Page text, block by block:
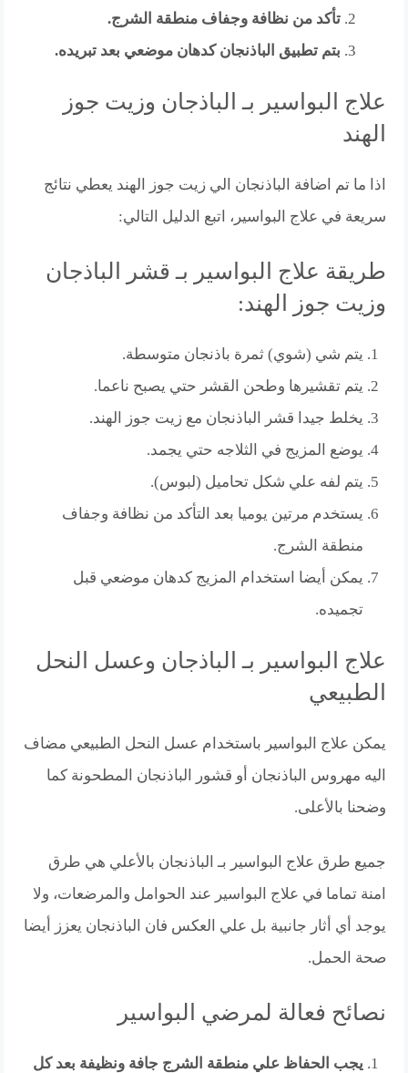
تأكد من نظافة وجفاف منطقة الشرج.
بتم تطبيق الباذنجان كدهان موضعي بعد تبريده.
علاج البواسير بـ الباذجان وزيت جوز
الهند
اذا ما تم اضافة الباذنجان الي زيت جوز الهند يعطي نتائج
سريعة في علاج البواسير، اتبع الدليل التالي:
طريقة علاج البواسير بـ قشر الباذجان
وزيت جوز الهند:
يتم شي (شوي) ثمرة باذنجان متوسطة.
يتم تقشيرها وطحن القشر حتي يصبح ناعما.
يخلط جيدا قشر الباذنجان مع زيت جوز الهند.
يوضع المزيج في الثلاجه حتي يجمد.
يتم لفه علي شكل تحاميل (لبوس).
يستخدم مرتين يوميا بعد التأكد من نظافة وجفاف
منطقة الشرج.
يمكن أيضا استخدام المزيج كدهان موضعي قبل
تجميده.
علاج البواسير بـ الباذجان وعسل النحل
الطبيعي
يمكن علاج البواسير باستخدام عسل النحل الطبيعي مضاف
اليه مهروس الباذنجان أو قشور الباذنجان المطحونة كما
وضحنا بالأعلى.
جميع طرق علاج البواسير بـ الباذنجان بالأعلي هي طرق
امنة تماما في علاج البواسير عند الحوامل والمرضعات، ولا
يوجد أي أثار جانبية بل علي العكس فان الباذنجان يعزز أيضا
صحة الحمل.
نصائح فعالة لمرضي البواسير
يجب الحفاظ علي منطقة الشرج جافة ونظيفة بعد كل